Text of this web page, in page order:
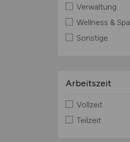
Verwaltung
Wellness & Spa
Sonstige
Arbeitszeit
Vollzeit
Teilzeit